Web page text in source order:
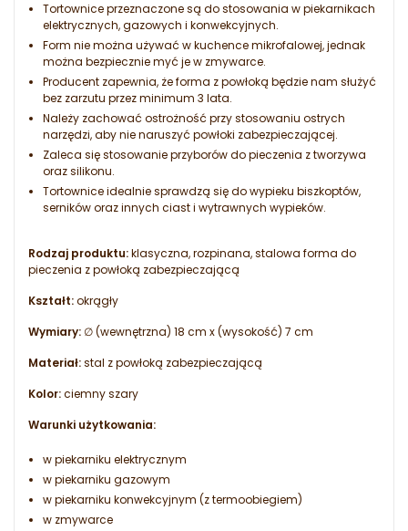
Tortownice przeznaczone są do stosowania w piekarnikach
elektrycznych, gazowych i konwekcyjnych.
Form nie można używać w kuchence mikrofalowej, jednak
można bezpiecznie myć je w zmywarce.
Producent zapewnia, że forma z powłoką będzie nam służyć
bez zarzutu przez minimum 3 lata.
Należy zachować ostrożność przy stosowaniu ostrych
narzędzi, aby nie naruszyć powłoki zabezpieczającej.
Zaleca się stosowanie przyborów do pieczenia z tworzywa
oraz silikonu.
Tortownice idealnie sprawdzą się do wypieku biszkoptów,
serników oraz innych ciast i wytrawnych wypieków.
Rodzaj produktu:klasyczna, rozpinana, stalowa forma do
pieczenia z powłoką zabezpieczającą
Kształt:okrągły
Wymiary: ∅ (wewnętrzna) 18 cm x (wysokość) 7 cm
Materiał:stal z powłoką zabezpieczającą
Kolor:ciemny szary
Warunki użytkowania:
w piekarniku elektrycznym
w piekarniku gazowym
w piekarniku konwekcyjnym (z termoobiegiem)
w zmywarce